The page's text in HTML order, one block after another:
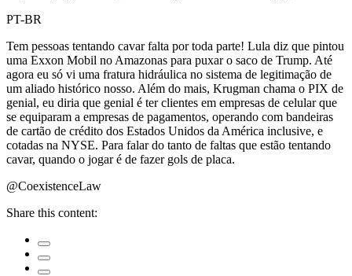
PT-BR
Tem pessoas tentando cavar falta por toda parte! Lula diz que pintou
uma Exxon Mobil no Amazonas para puxar o saco de Trump. Até
agora eu só vi uma fratura hidráulica no sistema de legitimação de
um aliado histórico nosso. Além do mais, Krugman chama o PIX de
genial, eu diria que genial é ter clientes em empresas de celular que
se equiparam a empresas de pagamentos, operando com bandeiras
de cartão de crédito dos Estados Unidos da América inclusive, e
cotadas na NYSE. Para falar do tanto de faltas que estão tentando
cavar, quando o jogar é de fazer gols de placa.
@CoexistenceLaw
Share this content: